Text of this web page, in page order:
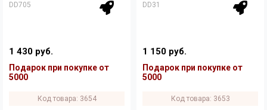
DD705
1 430 руб.
Подарок при покупке от
5000
Код товара: 3654
DD31
1 150 руб.
Подарок при покупке от
5000
Код товара: 3653